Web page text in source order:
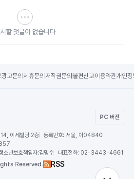
할 댓글이 없습니다
광고문의 제휴문의 저작권문의 불편신고이용약관개인정
PC 버전
이세빌딩 2층 등록번호: 서울, 아04840
소년보호책임자:김명수 대표전화: 02-3443-4661
Reserved. RSS